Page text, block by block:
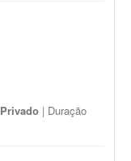
Privado | Duração